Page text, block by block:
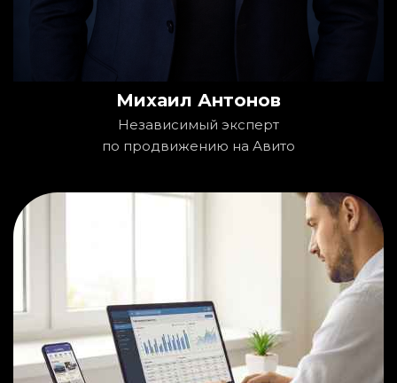
Михаил Антонов
Независимый эксперт
по продвижению на Авито